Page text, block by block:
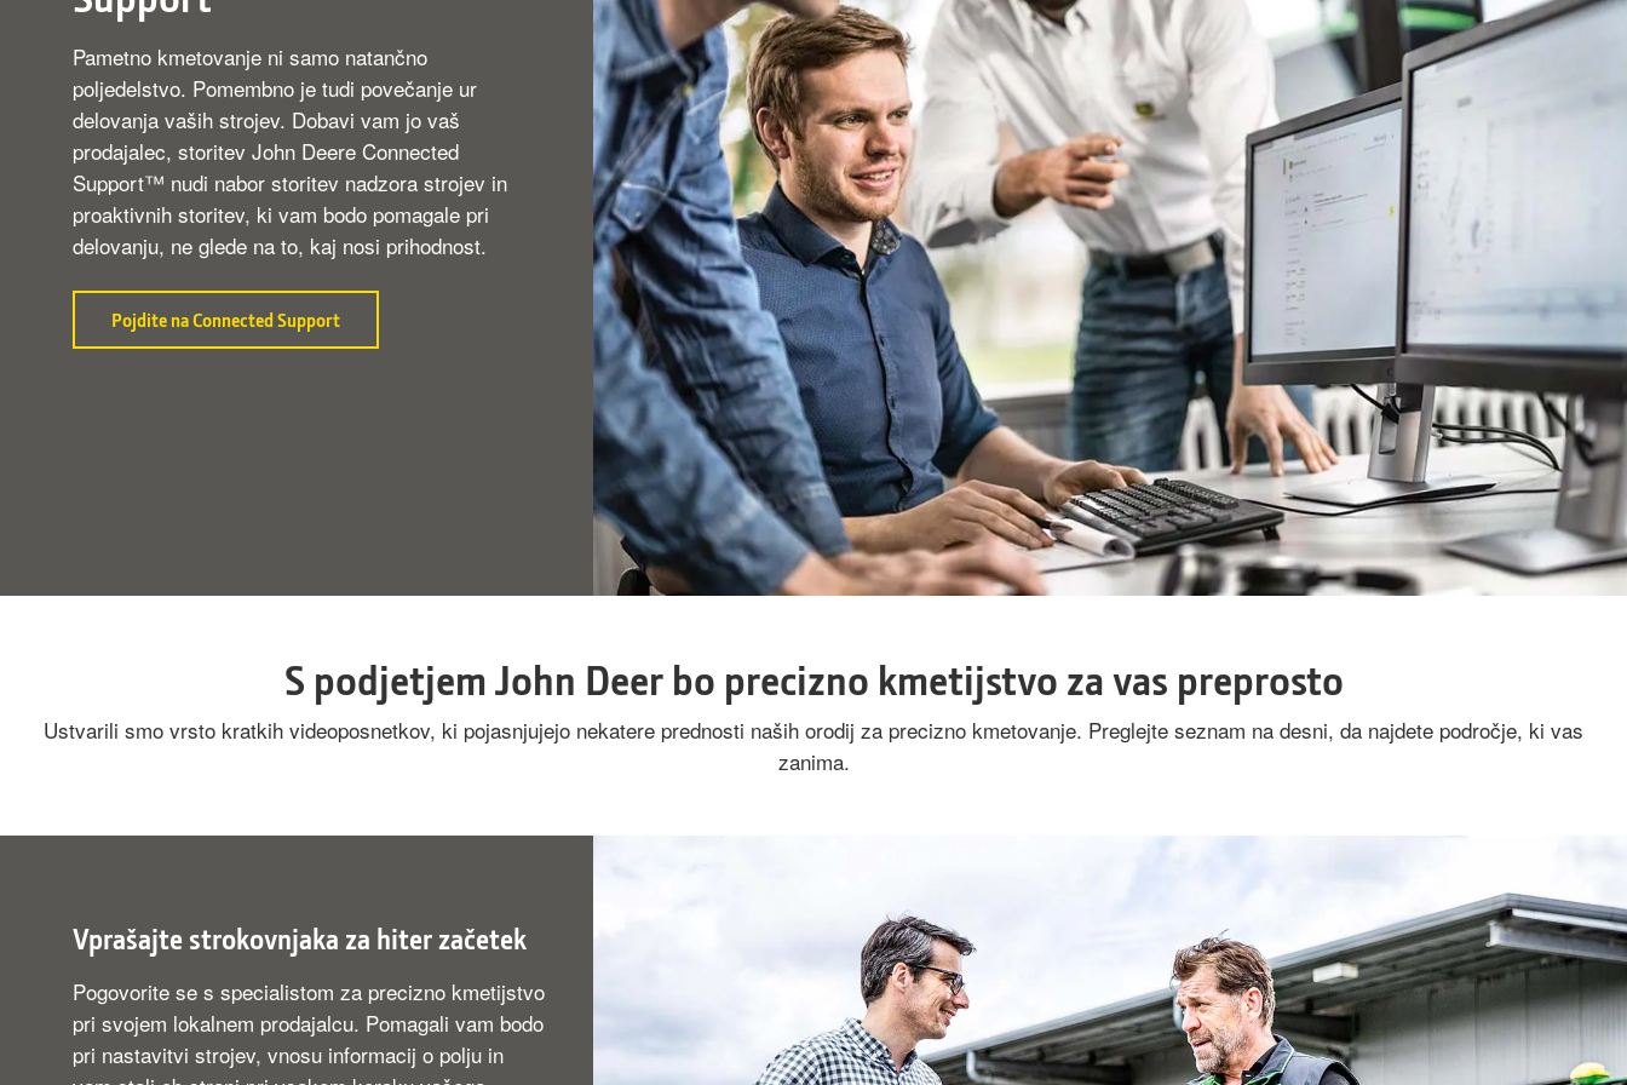
Pametno kmetovanje ni samo natančno
poljedelstvo. Pomembno je tudi povečanje ur
delovanja vaših strojev. Dobavi vam jo vaš
prodajalec, storitev John Deere Connected
Support™ nudi nabor storitev nadzora strojev in
proaktivnih storitev, ki vam bodo pomagale pri
delovanju, ne glede na to, kaj nosi prihodnost.
Pojdite na Connected Support
S podjetjem John Deer bo precizno kmetijstvo za vas preprosto
Ustvarili smo vrsto kratkih videoposnetkov, ki pojasnjujejo nekatere prednosti naših orodij za precizno kmetovanje. Preglejte seznam na desni, da najdete področje, ki vas
zanima.
Vprašajte strokovnjaka za hiter začetek
Pogovorite se s specialistom za precizno kmetijstvo
pri svojem lokalnem prodajalcu. Pomagali vam bodo
pri nastavitvi strojev, vnosu informacij o polju in